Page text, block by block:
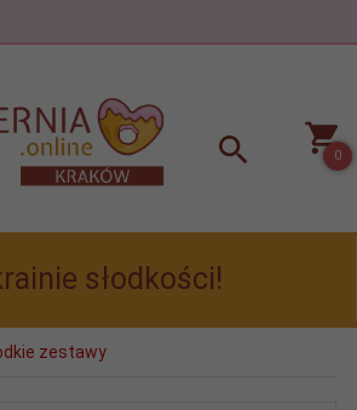
0
słodkości!
zestawy